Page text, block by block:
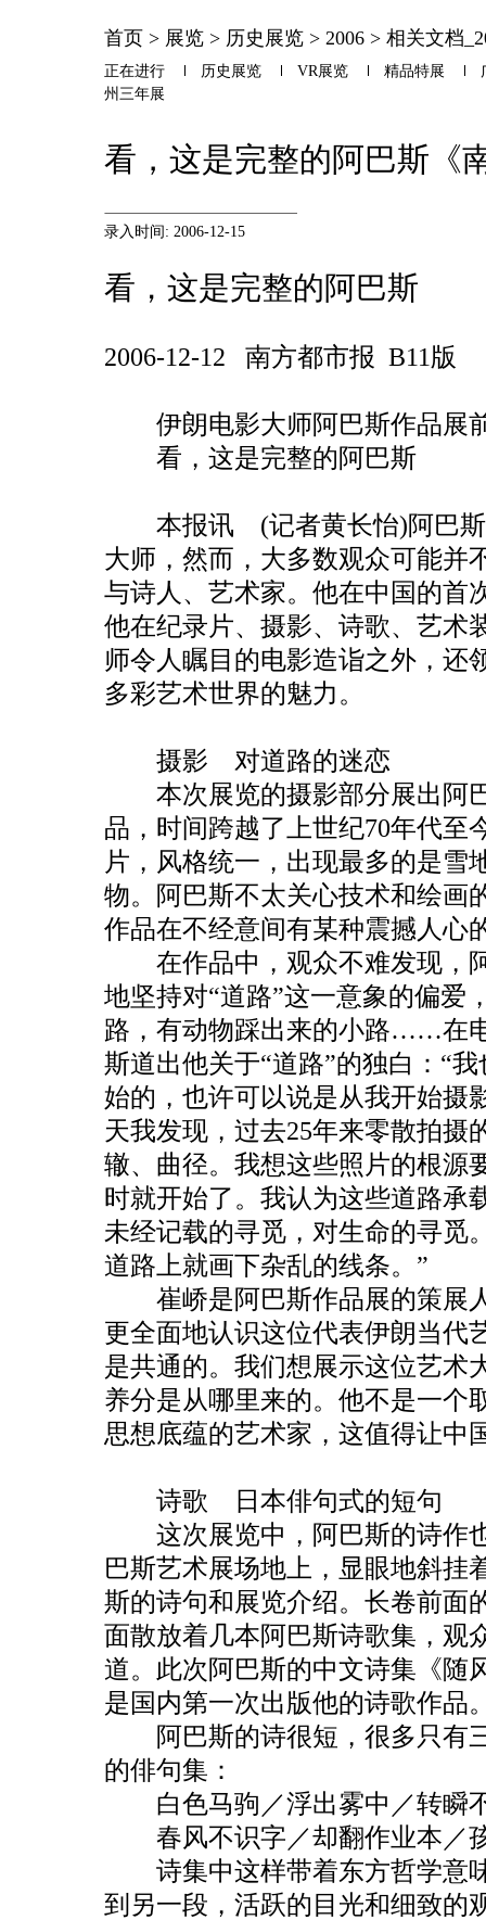
首页 > 展览 > 历史展览 > 2006 > 相关文档
正在进行 历史展览 VR展览 精品特展
州三年展
看，这是完整的阿巴斯《
录入时间: 2006-12-15
看，这是完整的阿巴斯
2006-12-12 南方都市报 B11版
伊朗电影大师阿巴斯作品展
看，这是完整的阿巴斯
本报讯 (记者黄长怡)阿巴斯·
大师，然而，大多数观众可能并
与诗人、艺术家。他在中国的首
他在纪录片、摄影、诗歌、艺术
师令人瞩目的电影造诣之外，还
多彩艺术世界的魅力。
摄影 对道路的迷恋
本次展览的摄影部分展出阿巴
品，时间跨越了上世纪70年代至
片，风格统一，出现最多的是雪
物。阿巴斯不太关心技术和绘画
作品在不经意间有某种震撼人心
在作品中，观众不难发现，
地坚持对“道路”这一意象的偏爱
路，有动物踩出来的小路……在
斯道出他关于“道路”的独白：“
始的，也许可以说是从我开始摄
天我发现，过去25年来零散拍摄
辙、曲径。我想这些照片的根源
时就开始了。我认为这些道路承
未经记载的寻觅，对生命的寻觅
道路上就画下杂乱的线条。”
崔峤是阿巴斯作品展的策展
更全面地认识这位代表伊朗当代
是共通的。我们想展示这位艺术
养分是从哪里来的。他不是一个
思想底蕴的艺术家，这值得让中
诗歌 日本俳句式的短句
这次展览中，阿巴斯的诗作
巴斯艺术展场地上，显眼地斜挂
斯的诗句和展览介绍。长卷前面
面散放着几本阿巴斯诗歌集，观
道。此次阿巴斯的中文诗集《随
是国内第一次出版他的诗歌作品
阿巴斯的诗很短，很多只有
的俳句集：
白色马驹／浮出雾中／转瞬
春风不识字／却翻作业本／
诗集中这样带着东方哲学意
到另一段，活跃的目光和细致的